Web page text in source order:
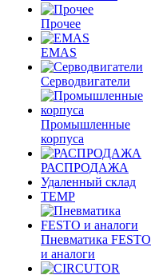
Прочее
EMAS
Cерводвигатели
Промышленные
корпуса
РАСПРОДАЖА
Удаленный склад
TEMP
Пневматика FESTO
и аналоги